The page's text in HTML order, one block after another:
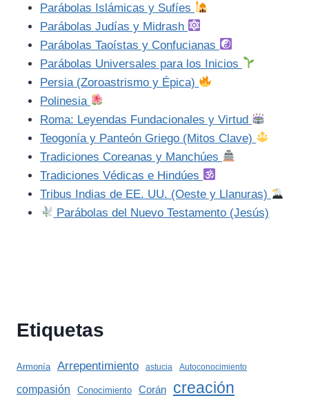
Parábolas Islámicas y Sufíes
Parábolas Judías y Midrash
Parábolas Taoístas y Confucianas
Parábolas Universales para los Inicios
Persia (Zoroastrismo y Épica)
Polinesia
Roma: Leyendas Fundacionales y Virtud
Teogonía y Panteón Griego (Mitos Clave)
Tradiciones Coreanas y Manchúes
Tradiciones Védicas e Hindúes
Tribus Indias de EE. UU. (Oeste y Llanuras)
Parábolas del Nuevo Testamento (Jesús)
Etiquetas
Armonía Arrepentimiento astucia Autoconocimiento
compasión Conocimiento Corán creación